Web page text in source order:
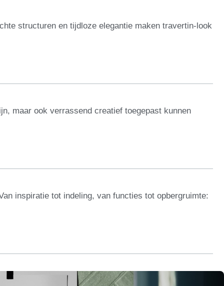
structuren en tijdloze elegantie maken travertin-look
maar ook verrassend creatief toegepast kunnen
inspiratie tot indeling, van functies tot opbergruimte: